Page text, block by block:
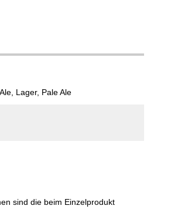
Lager, Pale Ale
sind die beim Einzelprodukt